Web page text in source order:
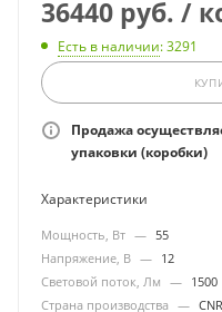
36440 руб. /
Есть в наличии: 3291
Продажа
упаковки (коробки)
Характеристики
Мощность, Вт — 55
Напряжение, В — 12
Световой поток, Лм — 1500
Страна производства — CNR